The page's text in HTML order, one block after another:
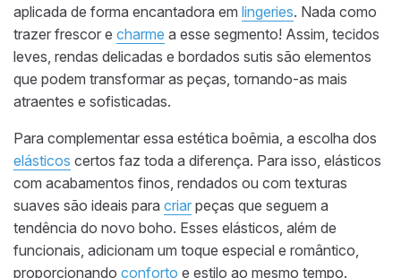
aplicada de forma encantadora em lingeries. Nada como
trazer frescor e charme a esse segmento! Assim, tecidos
leves, rendas delicadas e bordados sutis são elementos
que podem transformar as peças, tornando-as mais
atraentes e sofisticadas.
Para complementar essa estética boêmia, a escolha dos
elásticos certos faz toda a diferença. Para isso, elásticos
com acabamentos finos, rendados ou com texturas
suaves são ideais para criar peças que seguem a
tendência do novo boho. Esses elásticos, além de
funcionais, adicionam um toque especial e romântico,
proporcionando conforto e estilo ao mesmo tempo.